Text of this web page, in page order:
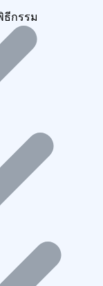
ธีกรรม